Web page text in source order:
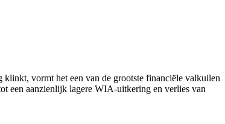
klinkt, vormt het een van de grootste financiële valkuilen
een aanzienlijk lagere WIA-uitkering en verlies van